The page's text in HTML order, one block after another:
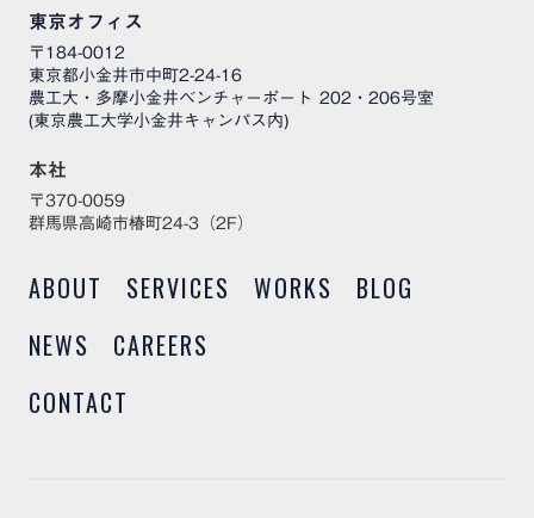
東京オフィス
〒184-0012
東京都小金井市中町2-24-16
農工大・多摩小金井ベンチャーポート 202・206号室
(東京農工大学小金井キャンパス内)
本社
〒370-0059
群馬県高崎市椿町24-3（2F）
ABOUT SERVICES WORKS
BLOG
NEWS
CAREERS
CONTACT